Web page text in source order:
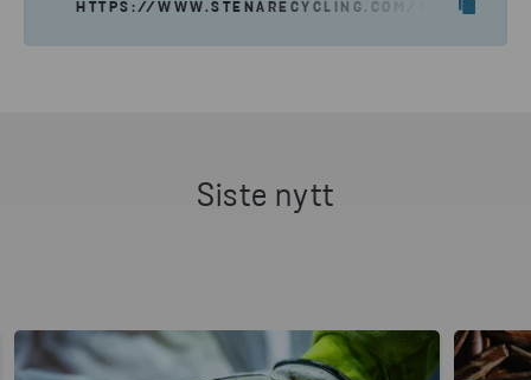
HTTPS://WWW.STENARECYCLING.COM/NO/
Siste nytt